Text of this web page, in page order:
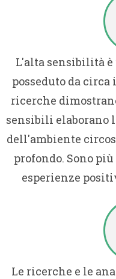
L'alta sensibilità
posseduto da circa
ricerche
sensibili
dell'ambiente
profondo. Sono
esperienze
Le ricerche e le